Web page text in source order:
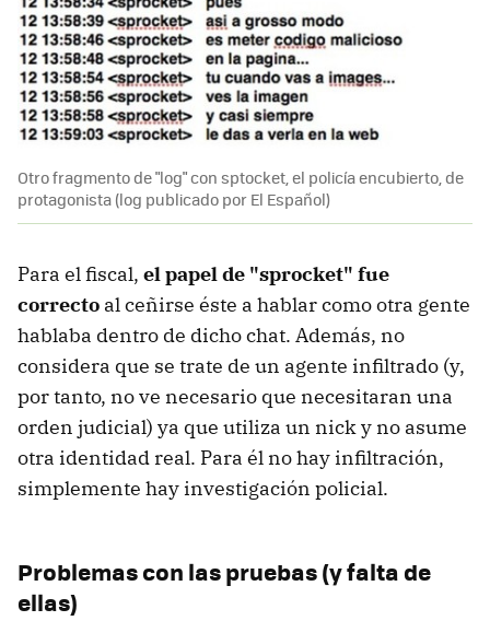
Otro fragmento de "log" con sptocket, el policía encubierto, de
protagonista (log publicado por El Español)
Para el fiscal, el papel de "sprocket" fue
correcto al ceñirse éste a hablar como otra gente
hablaba dentro de dicho chat. Además, no
considera que se trate de un agente infiltrado (y,
por tanto, no ve necesario que necesitaran una
orden judicial) ya que utiliza un nick y no asume
otra identidad real. Para él no hay infiltración,
simplemente hay investigación policial.
Problemas con las pruebas (y falta de
ellas)